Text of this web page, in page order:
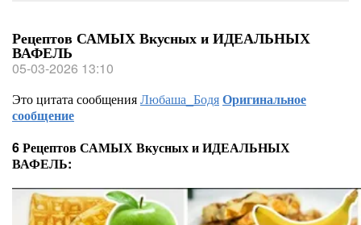
Рецептов САМЫХ Вкусных и ИДЕАЛЬНЫХ
ВАФЕЛЬ
05-03-2026 13:10
Это цитата сообщенияЛюбаша_БодяОригинальное
сообщение
6 Рецептов САМЫХ Вкусных и ИДЕАЛЬНЫХ
ВАФЕЛЬ: